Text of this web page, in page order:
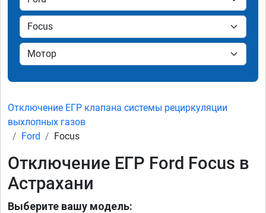
Отключение ЕГР клапана системы рециркуляции
выхлопных газов
Ford
Focus
Отключение ЕГР Ford Focus в
Астрахани
Выберите вашу модель: